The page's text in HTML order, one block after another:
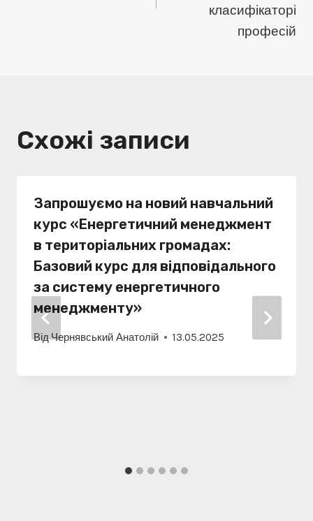
класифікаторі
професій
Схожі записи
Запрошуємо на новий навчальний
курс «Енергетичний менеджмент
в територіальних громадах:
Базовий курс для відповідального
за систему енергетичного
менеджменту»
ВідЧернявський Анатолій 13.05.2025